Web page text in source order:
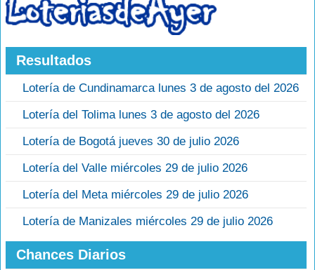
Resultados
Lotería de Cundinamarca lunes 3 de agosto del 2026
Lotería del Tolima lunes 3 de agosto del 2026
Lotería de Bogotá jueves 30 de julio 2026
Lotería del Valle miércoles 29 de julio 2026
Lotería del Meta miércoles 29 de julio 2026
Lotería de Manizales miércoles 29 de julio 2026
Chances Diarios